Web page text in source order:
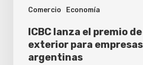
Comercio Economía
argentinas
ICBC lanza el premio
exterior para empresas
argentinas